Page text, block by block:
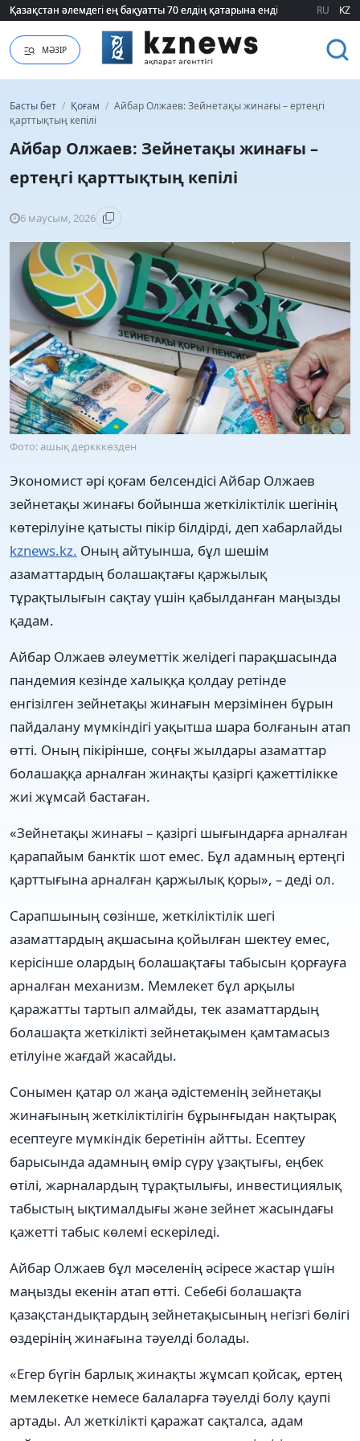
Қазақстан әлемдегі ең бақуатты 70 елдің қатарына енді
Қазақстан әлемдегі ең бақуатты 70 елдің қатарына енді RU KZ
МӘЗІР
Басты бет / Қоғам / Айбар Олжаев: Зейнетақы жинағы – ертеңгі
қарттықтың кепілі
Айбар Олжаев: Зейнетақы жинағы –
ертеңгі қарттықтың кепілі
6 маусым, 2026
Фото: ашық деркккөзден
Экономист әрі қоғам белсендісі Айбар Олжаев
зейнетақы жинағы бойынша жеткіліктілік шегінің
көтерілуіне қатысты пікір білдірді, деп хабарлайды
kznews.kz. Оның айтуынша, бұл шешім
азаматтардың болашақтағы қаржылық
тұрақтылығын сақтау үшін қабылданған маңызды
қадам.
Айбар Олжаев әлеуметтік желідегі парақшасында
пандемия кезінде халыққа қолдау ретінде
енгізілген зейнетақы жинағын мерзімінен бұрын
пайдалану мүмкіндігі уақытша шара болғанын атап
өтті. Оның пікірінше, соңғы жылдары азаматтар
болашаққа арналған жинақты қазіргі қажеттілікке
жиі жұмсай бастаған.
«Зейнетақы жинағы – қазіргі шығындарға арналған
қарапайым банктік шот емес. Бұл адамның ертеңгі
қарттығына арналған қаржылық қоры», – деді ол.
Сарапшының сөзінше, жеткіліктілік шегі
азаматтардың ақшасына қойылған шектеу емес,
керісінше олардың болашақтағы табысын қорғауға
арналған механизм. Мемлекет бұл арқылы
қаражатты тартып алмайды, тек азаматтардың
болашақта жеткілікті зейнетақымен қамтамасыз
етілуіне жағдай жасайды.
Сонымен қатар ол жаңа әдістеменің зейнетақы
жинағының жеткіліктілігін бұрынғыдан нақтырақ
есептеуге мүмкіндік беретінін айтты. Есептеу
барысында адамның өмір сүру ұзақтығы, еңбек
өтілі, жарналардың тұрақтылығы, инвестициялық
табыстың ықтималдығы және зейнет жасындағы
қажетті табыс көлемі ескеріледі.
Айбар Олжаев бұл мәселенің әсіресе жастар үшін
маңызды екенін атап өтті. Себебі болашақта
қазақстандықтардың зейнетақысының негізгі бөлігі
өздерінің жинағына тәуелді болады.
«Егер бүгін барлық жинақты жұмсап қойсақ, ертең
мемлекетке немесе балаларға тәуелді болу қаупі
артады. Ал жеткілікті қаражат сақталса, адам